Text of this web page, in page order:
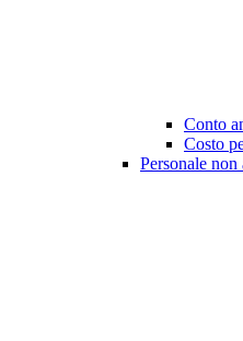
Conto
Costo
Personale